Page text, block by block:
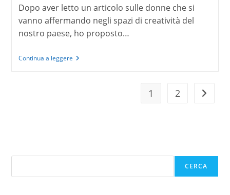
Dopo aver letto un articolo sulle donne che si
vanno affermando negli spazi di creatività del
nostro paese, ho proposto…
Continua a leggereIntervista
1 2 Vai alla
CERCA